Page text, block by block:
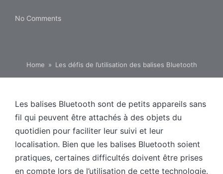
No Comments
Home » Les défis de l’utilisation des balises Bluetooth
Les balises Bluetooth sont de petits appareils sans
fil qui peuvent être attachés à des objets du
quotidien pour faciliter leur suivi et leur
localisation. Bien que les balises Bluetooth soient
pratiques, certaines difficultés doivent être prises
en compte lors de l’utilisation de cette technologie.